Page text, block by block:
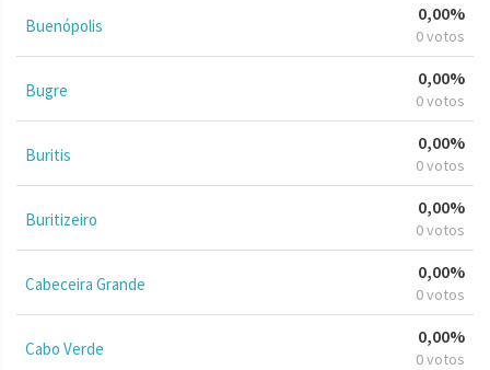
Buenópolis
0,00%
0 votos
Bugre
0,00%
0 votos
Buritis
0,00%
0 votos
Buritizeiro
0,00%
0 votos
Cabeceira Grande
0,00%
0 votos
Cabo Verde
0,00%
0 votos